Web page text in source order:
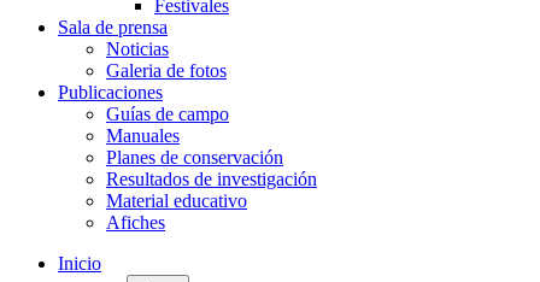
Festivales
Sala de prensa
Noticias
Galeria de fotos
Publicaciones
Guías de campo
Manuales
Planes de conservación
Resultados de investigación
Material educativo
Afiches
Inicio